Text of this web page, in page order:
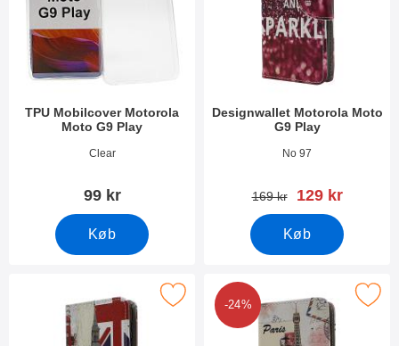
TPU Mobilcover Motorola
Moto G9 Play
Varenr 37661Clear
99 kr
Køb
Designwallet Motorola Moto
G9 Play
Varenr 38287No 97
pris
169 kr pris
129 kr
Køb
designwallet Motorola Moto G9 Play som favorit
-24%
Marker designwallet Motorola